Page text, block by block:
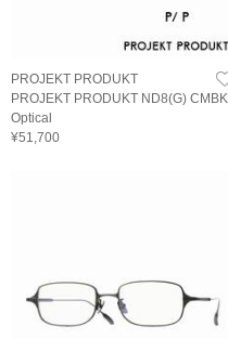
PROJEKT PRODUKT
PROJEKT PRODUKT ND8(G) CMBK
Optical
¥51,700